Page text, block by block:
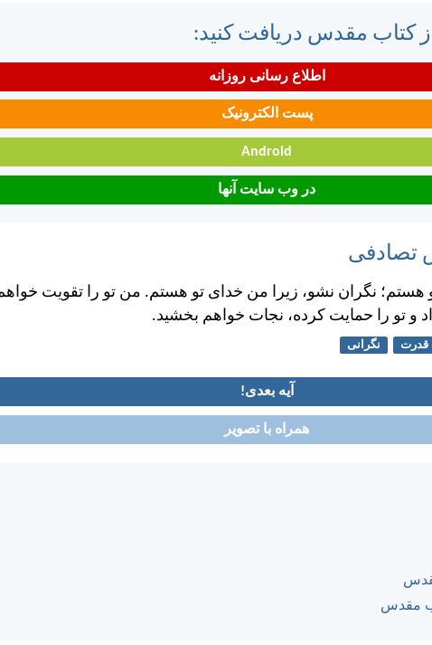
کتاب مقدس دریافت کنید:
اطلاع رسانی روزانه
پست الکترونیک
Android
در وب سایت آنها
تصادفی
هستم؛ نگران نشو، زيرا من خدای تو هستم. من تو را تقويت
و تو را حمايت كرده، نجات خواهم بخشيد.
قدرت نگرانی
آیه بعدی!
همراه با تصویر
مقدس